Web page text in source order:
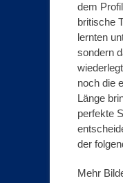
dem
britische
lernten
sondern
noch die
Länge
perfekte
der
Mehr